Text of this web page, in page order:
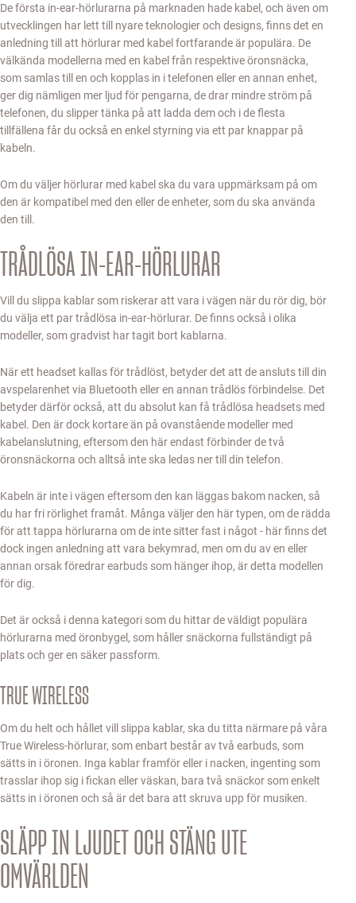
De första in-ear-hörlurarna på marknaden hade kabel, och även om
utvecklingen har lett till nyare teknologier och designs, finns det en
anledning till att hörlurar med kabel fortfarande är populära. De
välkända modellerna med en kabel från respektive öronsnäcka,
som samlas till en och kopplas in i telefonen eller en annan enhet,
ger dig nämligen mer ljud för pengarna, de drar mindre ström på
telefonen, du slipper tänka på att ladda dem och i de flesta
tillfällena får du också en enkel styrning via ett par knappar på
kabeln.
Om du väljer hörlurar med kabel ska du vara uppmärksam på om
den är kompatibel med den eller de enheter, som du ska använda
den till.
TRÅDLÖSA IN-EAR-HÖRLURAR
Vill du slippa kablar som riskerar att vara i vägen när du rör dig, bör
du välja ett par trådlösa in-ear-hörlurar. De finns också i olika
modeller, som gradvist har tagit bort kablarna.
När ett headset kallas för trådlöst, betyder det att de ansluts till din
avspelarenhet via Bluetooth eller en annan trådlös förbindelse. Det
betyder därför också, att du absolut kan få trådlösa headsets med
kabel. Den är dock kortare än på ovanstående modeller med
kabelanslutning, eftersom den här endast förbinder de två
öronsnäckorna och alltså inte ska ledas ner till din telefon.
Kabeln är inte i vägen eftersom den kan läggas bakom nacken, så
du har fri rörlighet framåt. Många väljer den här typen, om de rädda
för att tappa hörlurarna om de inte sitter fast i något - här finns det
dock ingen anledning att vara bekymrad, men om du av en eller
annan orsak föredrar earbuds som hänger ihop, är detta modellen
för dig.
Det är också i denna kategori som du hittar de väldigt populära
hörlurarna med öronbygel, som håller snäckorna fullständigt på
plats och ger en säker passform.
TRUE WIRELESS
Om du helt och hållet vill slippa kablar, ska du titta närmare på våra
True Wireless-hörlurar, som enbart består av två earbuds, som
sätts in i öronen. Inga kablar framför eller i nacken, ingenting som
trasslar ihop sig i fickan eller väskan, bara två snäckor som enkelt
sätts in i öronen och så är det bara att skruva upp för musiken.
SLÄPP IN LJUDET OCH STÄNG UTE
OMVÄRLDEN